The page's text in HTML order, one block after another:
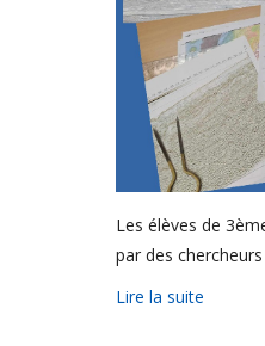
Les élèves de
par des
Lire la suite